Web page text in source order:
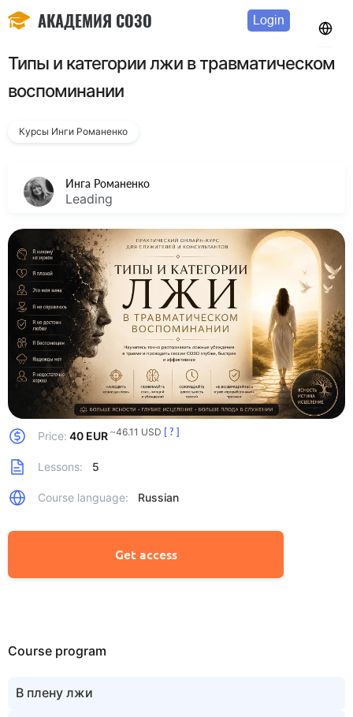
АКАДЕМИЯ СОЗО Login
Типы и категории лжи в травматическом
воспоминании
Курсы Инги Романенко
Инга Романенко
Leading
Price: 40 EUR ~46.11 USD [ ? ]
Lessons: 5
Course language: Russian
Get access
Course program
В плену лжи